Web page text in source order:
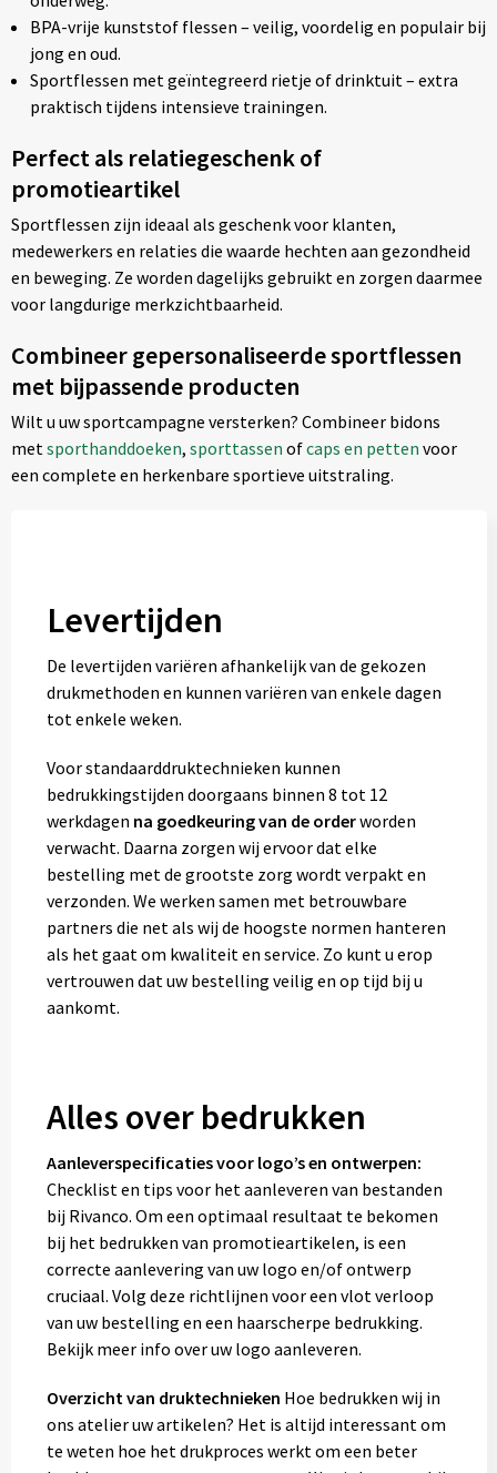
BPA-vrije kunststof flessen – veilig, voordelig en populair bij
jong en oud.
Sportflessen met geïntegreerd rietje of drinktuit – extra
praktisch tijdens intensieve trainingen.
Perfect als relatiegeschenk of
promotieartikel
Sportflessen zijn ideaal als geschenk voor klanten,
medewerkers en relaties die waarde hechten aan gezondheid
en beweging. Ze worden dagelijks gebruikt en zorgen daarmee
voor langdurige merkzichtbaarheid.
Combineer gepersonaliseerde sportflessen
met bijpassende producten
Wilt u uw sportcampagne versterken? Combineer bidons
metsporthanddoeken, sporttassen ofcaps en petten voor
een complete en herkenbare sportieve uitstraling.
Levertijden
De levertijden variëren afhankelijk van de gekozen
drukmethoden en kunnen variëren van enkele dagen
tot enkele weken.
Voor standaarddruktechnieken kunnen
bedrukkingstijden doorgaans binnen 8 tot 12
werkdagen na goedkeuring van de orderworden
verwacht. Daarna zorgen wij ervoor dat elke
bestelling met de grootste zorg wordt verpakt en
verzonden. We werken samen met betrouwbare
partners die net als wij de hoogste normen hanteren
als het gaat om kwaliteit en service. Zo kunt u erop
vertrouwen dat uw bestelling veilig en op tijd bij u
aankomt.
Alles over bedrukken
Aanleverspecificaties voor logo’s en ontwerpen:
Checklist en tips voor het aanleveren van bestanden
bij Rivanco. Om een optimaal resultaat te bekomen
bij het bedrukken van promotieartikelen, is een
correcte aanlevering van uw logo en/of ontwerp
cruciaal. Volg deze richtlijnen voor een vlot verloop
van uw bestelling en een haarscherpe bedrukking.
Bekijk meer info over uw logo aanleveren.
Overzicht van druktechnieken Hoe bedrukken wij in
ons atelier uw artikelen? Het is altijd interessant om
te weten hoe het drukproces werkt om een beter